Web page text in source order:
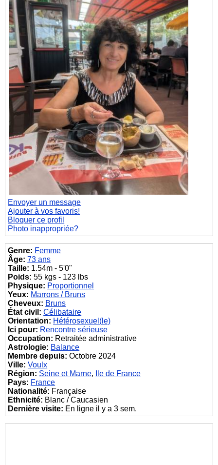
Envoyer un message
Ajouter à vos favoris!
Bloquer ce profil
Photo inappropriée?
Genre: Femme
Âge: 73 ans
Taille: 1.54m - 5'0"
Poids: 55 kgs - 123 lbs
Physique: Proportionnel
Yeux: Marrons / Bruns
Cheveux: Bruns
État civil: Célibataire
Orientation: Hétérosexuel(le)
Ici pour: Rencontre sérieuse
Occupation: Retraitée administrative
Astrologie: Balance
Membre depuis: Octobre 2024
Ville: Voulx
Région: Seine et Marne,
Ile de France
Pays: France
Nationalité: Française
Ethnicité: Blanc / Caucasien
Dernière visite: En ligne il y a 3 sem.